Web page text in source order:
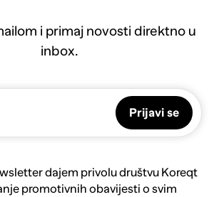
i primaj novosti direktno u
inbox.
Prijavi se
dajem privolu društvu Koreqt
promotivnih obavijesti o svim